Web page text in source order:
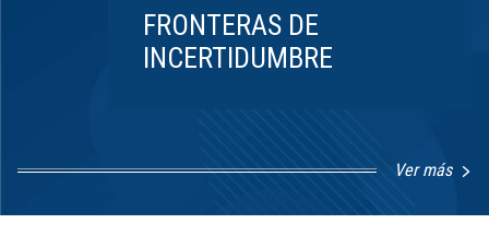
FRONTERAS DE
INCERTIDUMBRE
Ver más
1